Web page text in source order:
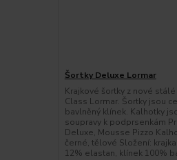
Šortky Deluxe Lormar
Krajkové šortky z nové
Class Lormar. Šortky jsou
bavlněný klínek. Kalhotky
soupravy k podprsenkám
Deluxe, Mousse Pizzo
černé, tělové Složení:
12% elastan, klínek 100%